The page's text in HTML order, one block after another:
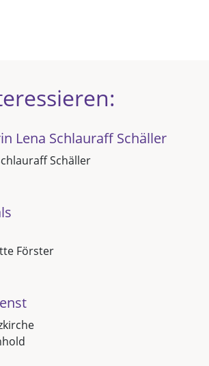
Lena Schlauraff Schäller
Schäller
Förster